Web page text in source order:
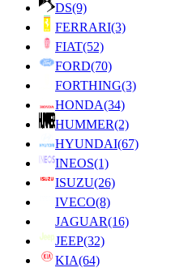
DS(9)
FERRARI(3)
FIAT(52)
FORD(70)
FORTHING(3)
HONDA(34)
HUMMER(2)
HYUNDAI(67)
INEOS(1)
ISUZU(26)
IVECO(8)
JAGUAR(16)
JEEP(32)
KIA(64)